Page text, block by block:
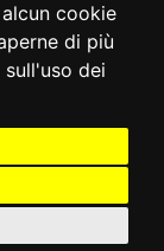
cookie
di più
dei
dichiarazione di
cookie